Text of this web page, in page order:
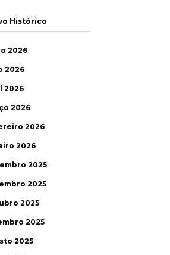
Histórico
2026
2026
2026
2026
2026
2026
2025
2025
2025
2025
2025